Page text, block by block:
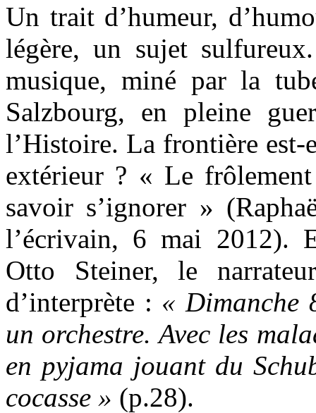
Un trait d’humeur,
légère, un sujet
musique, miné par la
Salzbourg, en pleine
l’Histoire. La frontière est-
extérieur ? « Le
savoir s’ignorer »
l’écrivain, 6 mai 2012).
Otto Steiner, le
d’interprète : « Dimanche
un orchestre. Avec les
en pyjama jouant du
cocasse » (p.28).